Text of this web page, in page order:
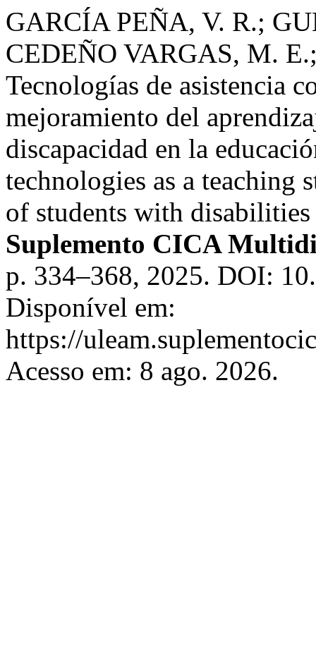
GARCÍA PEÑA, V. R.;
CEDEÑO VARGAS, M.
Tecnologías de asistencia
mejoramiento del
discapacidad en la
technologies as a teaching
of students with
Suplemento CICA
p. 334–368, 2025. DOI:
Disponível em:
https://
Acesso em: 8 ago. 2026.